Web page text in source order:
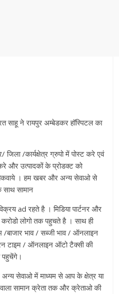
साहू ने रायपुर अम्बेडकर हॉस्पिटल का
/कार्यक्षेत्र ग्रुपो में पोस्ट करे एवं
और उत्पादकों के प्रोडक्ट को
। हम खबर और अन्य सेवाओ से
सामान
ad रहते है । मिडिया पार्टनर और
लोगो तक पहुचते है । साथ ही
भाव / सब्जी भाव / ऑनलाइन
टाइम / ऑनलाइन ऑटो टैक्सी की
पहुचेंगे।
सेवाओ में माध्यम से आप के क्षेत्र या
सामान क्रेता तक और क्रेताओ की